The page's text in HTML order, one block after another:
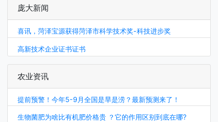
庞大新闻
喜讯，菏泽宝源获得菏泽市科学技术奖-科技进步奖
高新技术企业证书证书
农业资讯
提前预警！今年5-9月全国是旱是涝？最新预测来了！
生物菌肥为啥比有机肥价格贵 ？它的作用区别到底在哪?